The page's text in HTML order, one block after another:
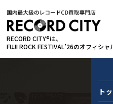
RECORD CITY®は、
FUJI ROCK FESTIVAL’26のオフィシャ
ト